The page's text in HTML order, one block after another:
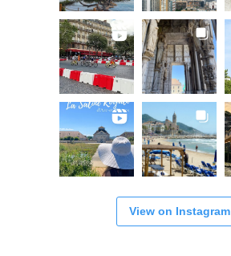
View on Instagram